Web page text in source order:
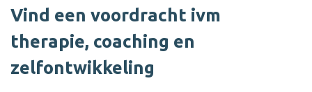
Vind een voordracht ivm
therapie, coaching en
zelfontwikkeling